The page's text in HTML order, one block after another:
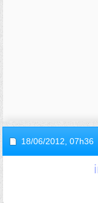
18/06/2012, 07h36